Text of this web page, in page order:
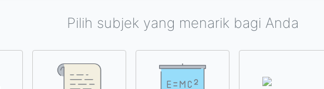
Pilih subjek yang menarik bagi Anda